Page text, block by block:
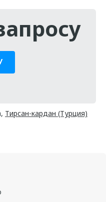
Тирсан-кардан (Турция)